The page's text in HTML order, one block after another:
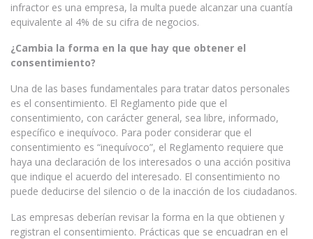
infractor es una empresa, la multa puede alcanzar una cuantía
equivalente al 4% de su cifra de negocios.
¿Cambia la forma en la que hay que obtener el
consentimiento?
Una de las bases fundamentales para tratar datos personales
es el consentimiento. El Reglamento pide que el
consentimiento, con carácter general, sea libre, informado,
específico e inequívoco. Para poder considerar que el
consentimiento es “inequívoco”, el Reglamento requiere que
haya una declaración de los interesados o una acción positiva
que indique el acuerdo del interesado. El consentimiento no
puede deducirse del silencio o de la inacción de los ciudadanos.
Las empresas deberían revisar la forma en la que obtienen y
registran el consentimiento. Prácticas que se encuadran en el